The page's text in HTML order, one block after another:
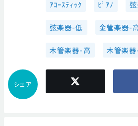
ｱｺｰｽﾃｨｯｸ ﾋﾟｱﾉ
弦楽器-低 金管楽器-
木管楽器-高 木管楽
シェア